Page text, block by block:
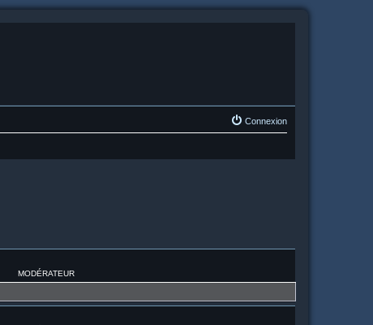
Connexion
MODÉRATEUR